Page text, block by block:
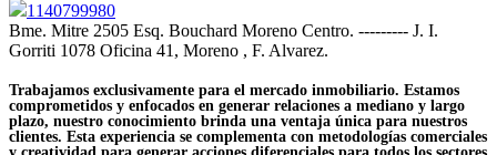
1140799980
Bme. Mitre 2505 Esq. Bouchard Moreno Centro. --------- J. I.
Gorriti 1078 Oficina 41, Moreno , F. Alvarez.
Trabajamos exclusivamente para el mercado inmobiliario. Estamos
comprometidos y enfocados en generar relaciones a mediano y largo
plazo, nuestro conocimiento brinda una ventaja única para nuestros
clientes. Esta experiencia se complementa con metodologías comerciales